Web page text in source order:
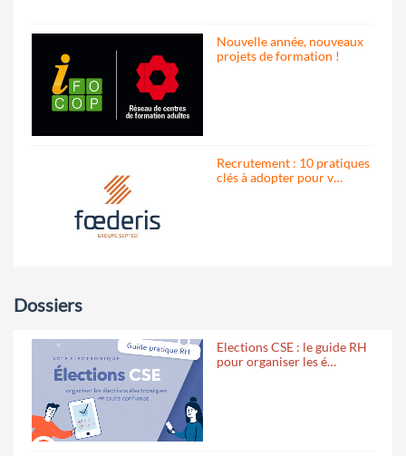
Nouvelle année, nouveaux
projets de formation !
Recrutement : 10 pratiques
clés à adopter pour v…
Dossiers
Elections CSE : le guide RH
pour organiser les é…